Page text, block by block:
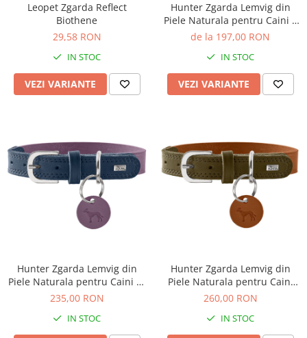
Leopet Zgarda Reflect
Biothene
29,58 RON
IN STOC
VEZI VARIANTE
Hunter Zgarda Lemvig din
Piele Naturala pentru Caini S
40 Cm
de la 197,00 RON
IN STOC
VEZI VARIANTE
Hunter Zgarda Lemvig din
Piele Naturala pentru Caini S-
M 50 Cm
235,00 RON
IN STOC
Hunter Zgarda Lemvig din
Piele Naturala pentru Caini
M-L 60 Cm
260,00 RON
IN STOC